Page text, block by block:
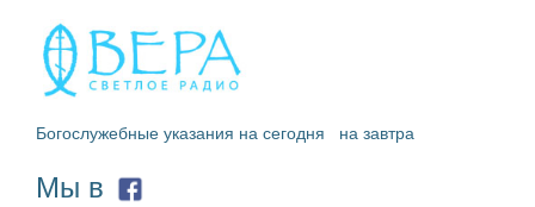
Богослужебные указания на сегодня на завтра
Мы в